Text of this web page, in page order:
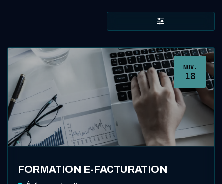
NOV.
18
FORMATION E-FACTURATION